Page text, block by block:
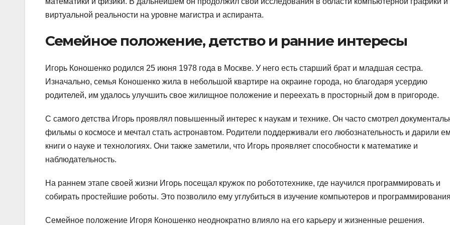
виртуальной реальности на уровне магистра и аспиранта.
Семейное положение, детство и ранние интересы
Игорь Коношенко родился 25 июня 1978 года в Москве. У него есть старший брат и младшая сестра.
Изначально, семья Коношенко жила в небольшой квартире на окраине города, но благодаря усердию
родителей, им удалось улучшить свое жилищное положение и переехать в просторный дом в пригороде.
С самого детства Игорь проявлял повышенный интерес к наукам и технике. Он часто смотрел
фильмы о космосе и мечтал стать астронавтом. Родители поддерживали его любознательность и дарили
книги о науке и технологиях. Они также заметили, что Игорь проявляет способности к математике и
наблюдательность.
На раннем этапе своей жизни Игорь посещал кружок по робототехнике, где научился программировать и
собирать простейшие роботы. Это позволило ему углубиться в изучение компьютеров и
Семейное положение Игоря Коношенко неоднократно влияло на его карьеру и жизненные решения.